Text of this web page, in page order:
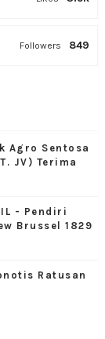
849
Followers
Agro Sentosa
JV) Terima
- Pendiri
Brussel 1829
Ratusan